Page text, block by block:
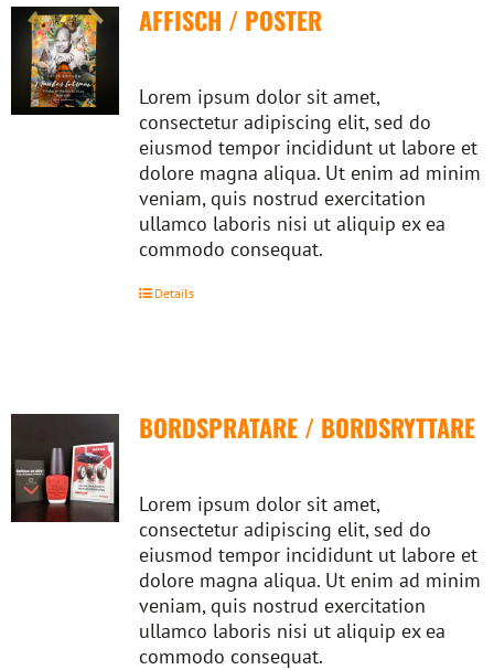
AFFISCH / POSTER
Lorem ipsum dolor sit amet,
consectetur adipiscing elit, sed do
eiusmod tempor incididunt ut labore et
dolore magna aliqua. Ut enim ad minim
veniam, quis nostrud exercitation
ullamco laboris nisi ut aliquip ex ea
commodo consequat.
Details
BORDSPRATARE / BORDSRYTTARE
Lorem ipsum dolor sit amet,
consectetur adipiscing elit, sed do
eiusmod tempor incididunt ut labore et
dolore magna aliqua. Ut enim ad minim
veniam, quis nostrud exercitation
ullamco laboris nisi ut aliquip ex ea
commodo consequat.